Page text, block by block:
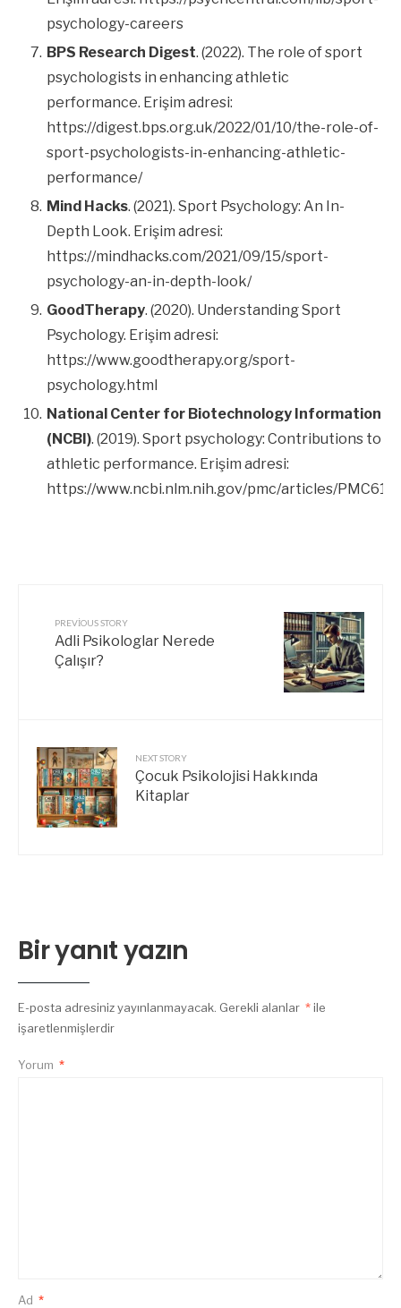
psychology-careers
BPS Research Digest. (2022). The role of sport
psychologists in enhancing athletic
performance. Erişim adresi:
https://digest.bps.org.uk/2022/01/10/the-role-of-
sport-psychologists-in-enhancing-athletic-
performance/
Mind Hacks. (2021). Sport Psychology: An In-
Depth Look. Erişim adresi:
https://mindhacks.com/2021/09/15/sport-
psychology-an-in-depth-look/
GoodTherapy. (2020). Understanding Sport
Psychology. Erişim adresi:
https://www.goodtherapy.org/sport-
psychology.html
National Center for Biotechnology Information
(NCBI). (2019). Sport psychology: Contributions to
athletic performance. Erişim adresi:
https://www.ncbi.nlm.nih.gov/pmc/articles/
PREVIOUS STORY
Adli Psikologlar Nerede
Çalışır?
NEXT STORY
Çocuk Psikolojisi Hakkında
Kitaplar
Bir yanıt yazın
E-posta adresiniz yayınlanmayacak. Gerekli alanlar *ile
işaretlenmişlerdir
Yorum *
Ad *